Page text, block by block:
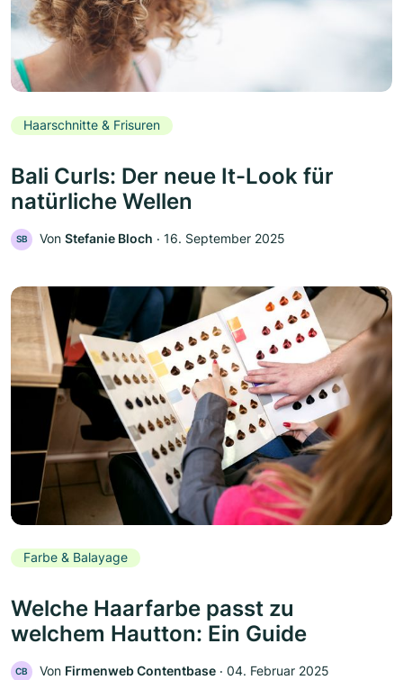
Haarschnitte & Frisuren
Bali Curls: Der neue It-Look für
natürliche Wellen
SB Von Stefanie Bloch ‧ 16. September 2025
Farbe & Balayage
Welche Haarfarbe passt zu
welchem Hautton: Ein Guide
CB Von Firmenweb Contentbase ‧ 04. Februar 2025